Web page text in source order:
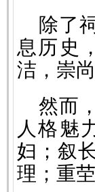
除了
息历史
洁，崇
然而
人格魅
妇；叙
理；重茔